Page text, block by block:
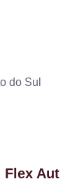
do Sul
Flex Aut